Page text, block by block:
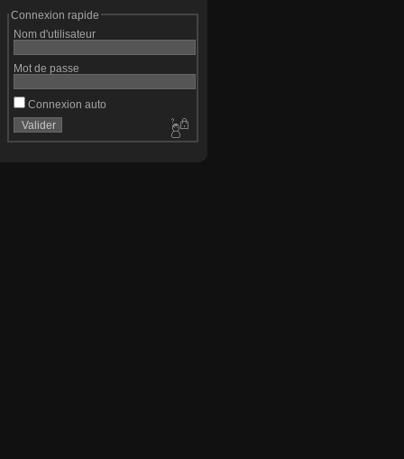
Connexion rapide
Nom d'utilisateur
Mot de passe
Connexion auto